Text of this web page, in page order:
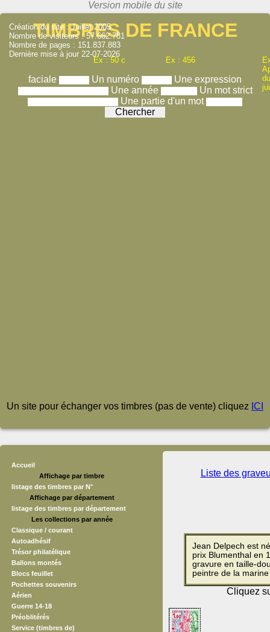
TIMBRES DE FRANCE
Ex : 50 c Ex : 456
faciale Un numéro
Une expression
Une année
Un mot strict
Une partie d'un mot
Création du site : Juillet 2005
Nombre de visiteurs : 57.662.781
Nombre de pages : 151.837.883
Dernière mise à jour 22-07-2026
Un site pour échanger vos timbres (pas de vente) cliquez ICI
Accueil
Affichage par timbre
listage des timbres par N°
Affichage par département
listage des timbres par département
Les collections par année
Classique / courant
Autoadhésif
Trésor philatélique
Ballons montés
Blocs feuillet
Pochettes souvenirs
Aérien
Guerre 14-18
Préoblitérés
Service (timbres de)
Liste des
Jean Delpech est
prix Blumenthal en
gravure en taille-
peintre de la
Cliquez